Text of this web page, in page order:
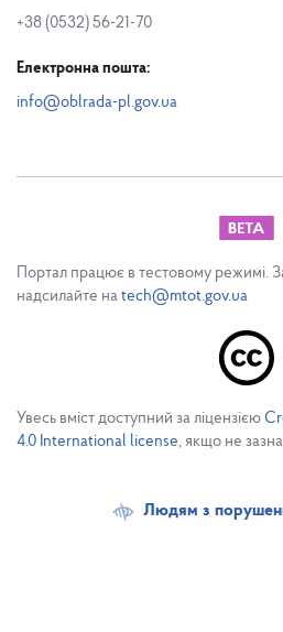
+38 (0532) 56-21-70
Електронна пошта:
info@oblrada-pl.gov.ua
Портал працює в тестовому режимі.
надсилайте на tech@mtot.gov.ua
Увесь вміст доступний за ліцензією
4.0 International license, якщо не
Людям з